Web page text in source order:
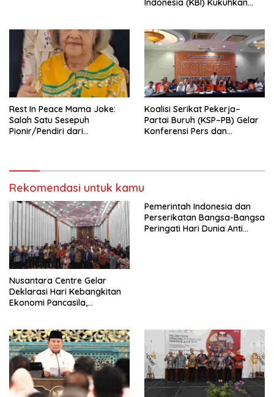
Indonesia (KBI) Kukuhkan
Tema: “Penguatan dan
Pengembangan Organisasi
KBI yang Berbasis Riset di
seluruh Indonesia dan
Mancanegara”.
Rest In Peace Mama Joke:
Salah Satu Sesepuh
Pionir/Pendiri dari
Kasih Allah.
Koalisi Serikat Pekerja–
Partai Buruh (KSP–PB) Gelar
Konferensi Pers dan
RUU Ketenagakerjaan Baru.
Rekomendasi untuk kamu
Nusantara Centre Gelar
Deklarasi Hari Kebangkitan
Ekonomi Pancasila,
Penjajahan (Pergolakan
Ekonomi Politik Indonesia) &
Simposium Nasional “Urgensi
Undang-Undang
Perekonomian Nasional dan
Kesejahteraan Sosial dalam
Pemerintah Indonesia dan
Perserikatan Bangsa-Bangsa
Peringati Hari Dunia Anti